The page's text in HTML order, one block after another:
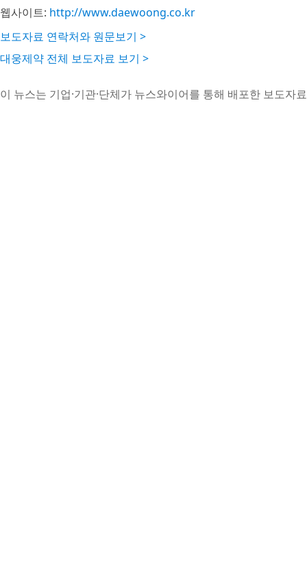
웹사이트: http://www.daewoong.co.kr
보도자료 연락처와 원문보기 >
대웅제약 전체 보도자료 보기 >
이 뉴스는 기업·기관·단체가 뉴스와이어를 통해 배포한 보도자